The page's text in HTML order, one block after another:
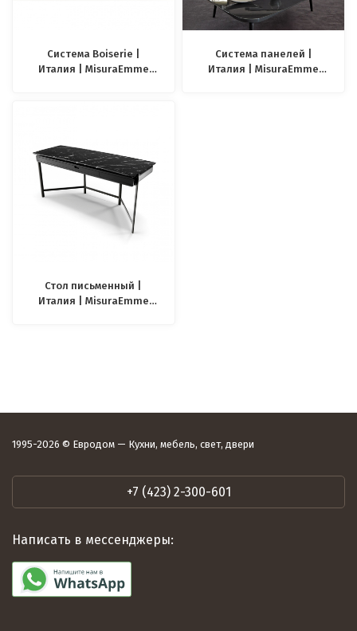
Система Boiserie |
Италия | MisuraEmme
Система панелей |
Италия | MisuraEmme
Стол письменный |
Италия | MisuraEmme
1995-2026 © Евродом — Кухни, мебель, свет, двери
+7 (423) 2-300-601
Написать в мессенджеры: